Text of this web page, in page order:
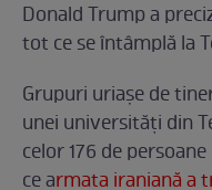
Donald Trump a
tot ce se întâmplă la
Grupuri uriaşe de
unei universităţi din
celor 176 de
ce armata iraniană a